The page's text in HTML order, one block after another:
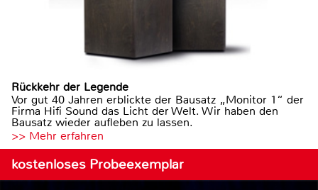
Rückkehr der Legende
Vor gut 40 Jahren erblickte der Bausatz „Monitor 1“ der
Firma Hifi Sound das Licht der Welt. Wir haben den
Bausatz wieder aufleben zu lassen.
>> Mehr erfahren
kostenloses Probeexemplar